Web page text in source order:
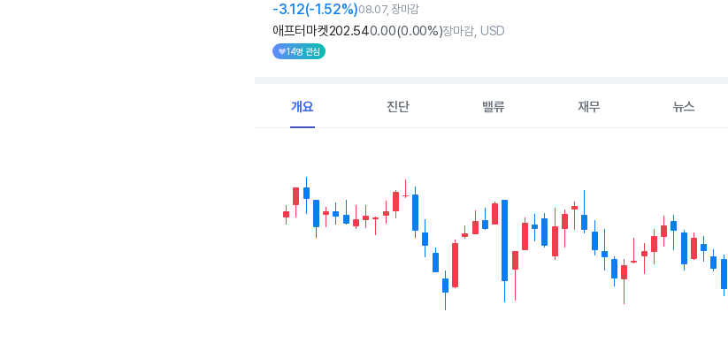
-3.12(-1.52%)08.07, 장마감
애프터마켓202.540.00(0.00%)장마감, USD
14명 관심
개요 진단 밸류 재무 뉴스
View as data table, Chart
The chart has 1 X axis displaying Time. Data ranges from 2026-05-08
The chart has 1 Y axis displaying values. Data ranges from 188.92 to 235.682.